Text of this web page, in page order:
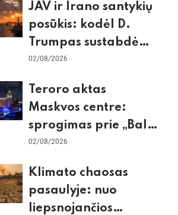
nerimas dėl sienos
JAV ir Irano santykių
posūkis: kodėl D.
Trumpas sustabdė
smūgius ir kuo
ekonomika
02/08/2026
Teroro aktas
Maskvos centre:
sprogimas prie „Balzi
Rossi“ restorano,
tikrieji taikiniai
02/08/2026
Klimato chaosas
pasaulyje: nuo
liepsnojančios